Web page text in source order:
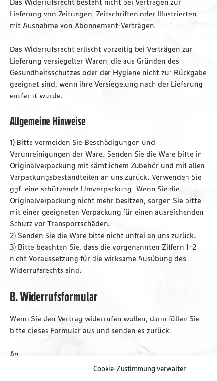
Cookie-Zustimmung verwalten
Das Widerrufsrecht besteht nicht bei Verträgen zur
Lieferung von Zeitungen, Zeitschriften oder Illustrierten
mit Ausnahme von Abonnement-Verträgen.
Das Widerrufsrecht erlischt vorzeitig bei Verträgen zur
Lieferung versiegelter Waren, die aus Gründen des
Gesundheitsschutzes oder der Hygiene nicht zur Rückgabe
geeignet sind, wenn ihre Versiegelung nach der Lieferung
entfernt wurde.
Allgemeine Hinweise
1) Bitte vermeiden Sie Beschädigungen und
Verunreinigungen der Ware. Senden Sie die Ware bitte in
Originalverpackung mit sämtlichem Zubehör und mit allen
Verpackungsbestandteilen an uns zurück. Verwenden Sie
ggf. eine schützende Umverpackung. Wenn Sie die
Originalverpackung nicht mehr besitzen, sorgen Sie bitte
mit einer geeigneten Verpackung für einen ausreichenden
Schutz vor Transportschäden.
2) Senden Sie die Ware bitte nicht unfrei an uns zurück.
3) Bitte beachten Sie, dass die vorgenannten Ziffern 1-2
nicht Voraussetzung für die wirksame Ausübung des
Widerrufsrechts sind.
B. Widerrufsformular
Wenn Sie den Vertrag widerrufen wollen, dann füllen Sie
bitte dieses Formular aus und senden es zurück.
An